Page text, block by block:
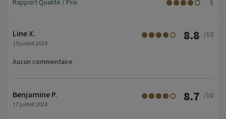
Rapport Qualité / Prix
8
Line X.
19 juillet 2024
8.8 /10
Aucun commentaire
Benjamine P.
17 juillet 2024
8.7 /10